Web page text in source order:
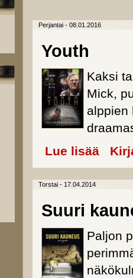
Perjantai - 08.01.2016
Youth
Kaksi
Mick,
alppien
Lue lisää about
Torstai - 17.04.2014
Suuri
Paljon